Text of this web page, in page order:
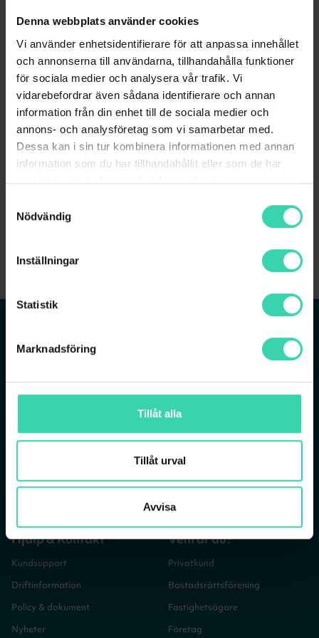
Denna webbplats använder cookies
Vi använder enhetsidentifierare för att anpassa innehållet
och annonserna till användarna, tillhandahålla funktioner
för sociala medier och analysera vår trafik. Vi
vidarebefordrar även sådana identifierare och annan
information från din enhet till de sociala medier och
annons- och analysföretag som vi samarbetar med.
Dessa kan i sin tur kombinera informationen med annan
information som du har tillhandahållit eller som de har
samlat in när du har använt deras tjänster.
Nödvändig
Inställningar
Statistik
Marknadsföring
Tillåt alla
Tillåt urval
Avvisa
HD-kanaler ger boxen dig en tv-
upplevelse med bästa ljud och bild! Boxen
har flera anslutningar, HDMI och scart till
din tv samt digitala ljudutgångar till ditt
hemmabiosystem. Om du ansluter en
extern hårddisk med USB (lägst USB 2.0)
till boxen som du själv kompletterar med i
valfri storlek, kan du spela in din
favoritserie eller pausa programmet du
ser på.
Till digitalboxen tillkommer ett digitalkort
för att avkoda TV-kanalerna från nätet.
Visa mer
BESTÄLL NU
Skriv in din adress
T.ex Falkenbergsgatan 3, Göteborg
REDAN KUND? LOGGA IN
Bredband via fiber
Mobilabonnemang
Vår historia
Hjälp & Kontakt
Kundsupport
Driftinformation
Policy & dokument
Nyheter
Vem är du?
Privatkund
Bostadsrättsförening
Fastighetsägare
Företag